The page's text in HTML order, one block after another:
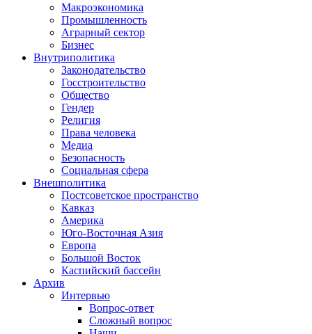
Макроэкономика
Промышленность
Аграрный сектор
Бизнес
Внутриполитика
Законодательство
Госстроительство
Общество
Гендер
Религия
Права человека
Медиа
Безопасность
Социальная сфера
Внешполитика
Постсоветское пространство
Кавказ
Америка
Юго-Восточная Азия
Европа
Большой Восток
Каспийский бассейн
Архив
Интервью
Вопрос-ответ
Сложный вопрос